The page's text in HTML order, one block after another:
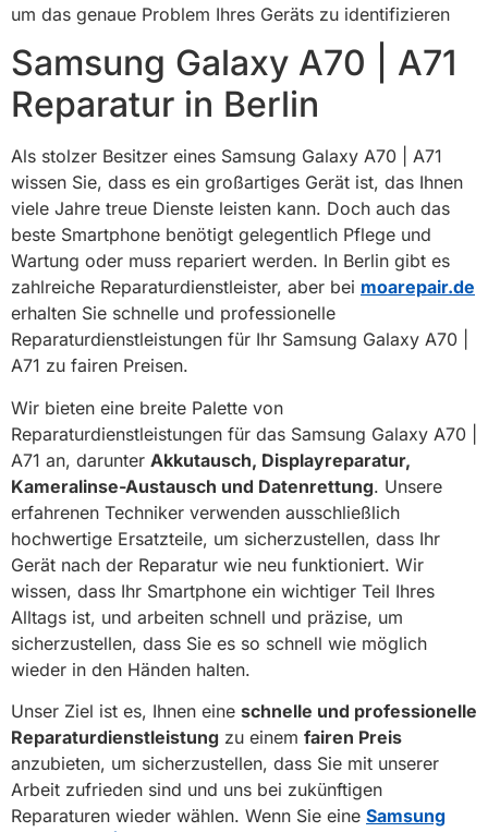
um das genaue Problem Ihres Geräts zu identifizieren
Samsung Galaxy A70 | A71
Reparatur in Berlin
Als stolzer Besitzer eines Samsung Galaxy A70 | A71
wissen Sie, dass es ein großartiges Gerät ist, das Ihnen
viele Jahre treue Dienste leisten kann. Doch auch das
beste Smartphone benötigt gelegentlich Pflege und
Wartung oder muss repariert werden. In Berlin gibt es
zahlreiche Reparaturdienstleister, aber bei moarepair.de
erhalten Sie schnelle und professionelle
Reparaturdienstleistungen für Ihr Samsung Galaxy A70 |
A71 zu fairen Preisen.
Wir bieten eine breite Palette von
Reparaturdienstleistungen für das Samsung Galaxy A70 |
A71 an, darunter Akkutausch, Displayreparatur,
Kameralinse-Austausch und Datenrettung. Unsere
erfahrenen Techniker verwenden ausschließlich
hochwertige Ersatzteile, um sicherzustellen, dass Ihr
Gerät nach der Reparatur wie neu funktioniert. Wir
wissen, dass Ihr Smartphone ein wichtiger Teil Ihres
Alltags ist, und arbeiten schnell und präzise, um
sicherzustellen, dass Sie es so schnell wie möglich
wieder in den Händen halten.
Unser Ziel ist es, Ihnen eine schnelle und professionelle
Reparaturdienstleistung zu einem fairen Preis
anzubieten, um sicherzustellen, dass Sie mit unserer
Arbeit zufrieden sind und uns bei zukünftigen
Reparaturen wieder wählen. Wenn Sie eine Samsung